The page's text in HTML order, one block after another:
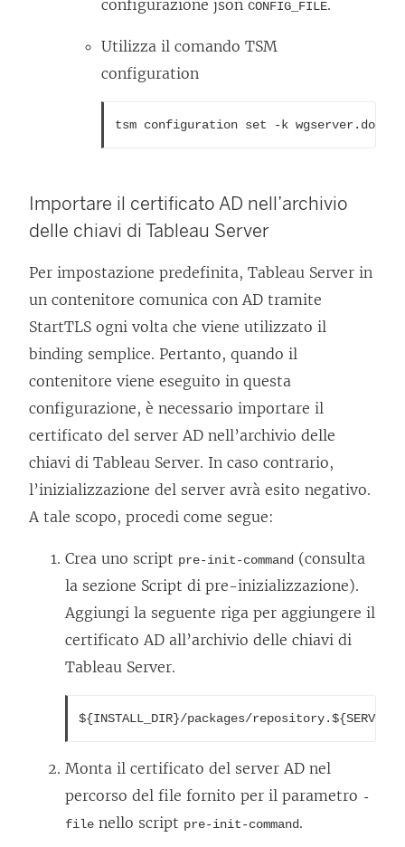
configurazione json CONFIG_FILE.
Utilizza il comando TSM
configuration
tsm configuration set -k
Importare il certificato AD nell’archivio
delle chiavi di Tableau Server
Per impostazione predefinita, Tableau Server in
un contenitore comunica con AD tramite
StartTLS ogni volta che viene utilizzato il
binding semplice. Pertanto, quando il
contenitore viene eseguito in questa
configurazione, è necessario importare il
certificato del server AD nell’archivio delle
chiavi di Tableau Server. In caso contrario,
l’inizializzazione del server avrà esito negativo.
A tale scopo, procedi come segue:
Crea uno script pre-init-command (consulta
la sezione Script di pre-inizializzazione).
Aggiungi la seguente riga per aggiungere il
certificato AD all’archivio delle chiavi di
Tableau Server.
${INSTALL_DIR}/packages/
Monta il certificato del server AD nel
percorso del file fornito per il parametro -
file nello script pre-init-command.